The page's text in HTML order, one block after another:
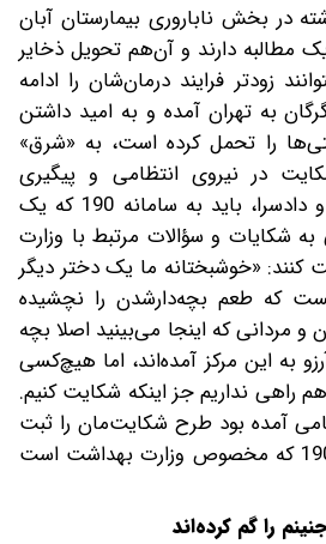
در بخش ناباروری بیمارستان آبان
مطالبه دارند و آن‌هم تحویل ذخایر
زودتر فرایند درمان‌شان را ادامه
به تهران آمده و به امید داشتن
را تحمل کرده است، به «شرق»
در نیروی انتظامی و پیگیری
حقوقی از طریق دادگاه و دادسرا، باید به سامانه 190 که یک
شکایات و سؤالات مرتبط با وزارت
«خوشبختانه ما یک دختر دیگر
که طعم بچه‌دار‌شدن را نچشیده
و مردانی که اینجا می‌بینید اصلا بچه
به این مرکز آمده‌‌اند، اما هیچ‌کسی
راهی نداریم جز اینکه شکایت کنیم.
آمده بود طرح شکایت‌مان را ثبت
کردیم و هم به سامانه 190 که مخصوص وزارت بهداشت است‌
را گم کرده‌اند